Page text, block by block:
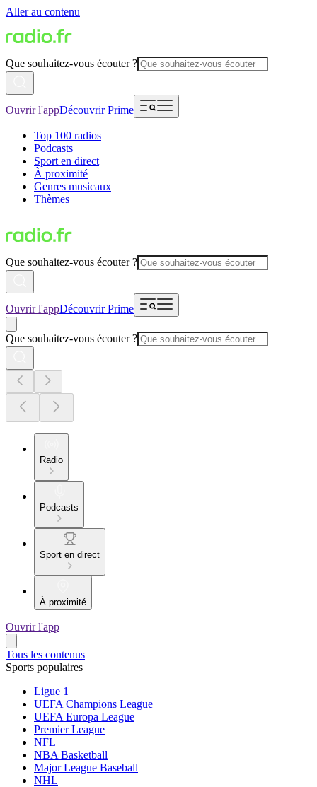
Aller au contenu
Que souhaitez-vous écouter ?
Ouvrir l'appDécouvrir Prime
Top 100 radios
Podcasts
Sport en direct
À proximité
Genres musicaux
Thèmes
Que souhaitez-vous écouter ?
Ouvrir l'appDécouvrir Prime
Que souhaitez-vous écouter ?
Radio
Podcasts
Sport en direct
À proximité
Ouvrir l'app
Tous les contenus
Sports populaires
Ligue 1
UEFA Champions League
UEFA Europa League
Premier League
NFL
NBA Basketball
Major League Baseball
NHL